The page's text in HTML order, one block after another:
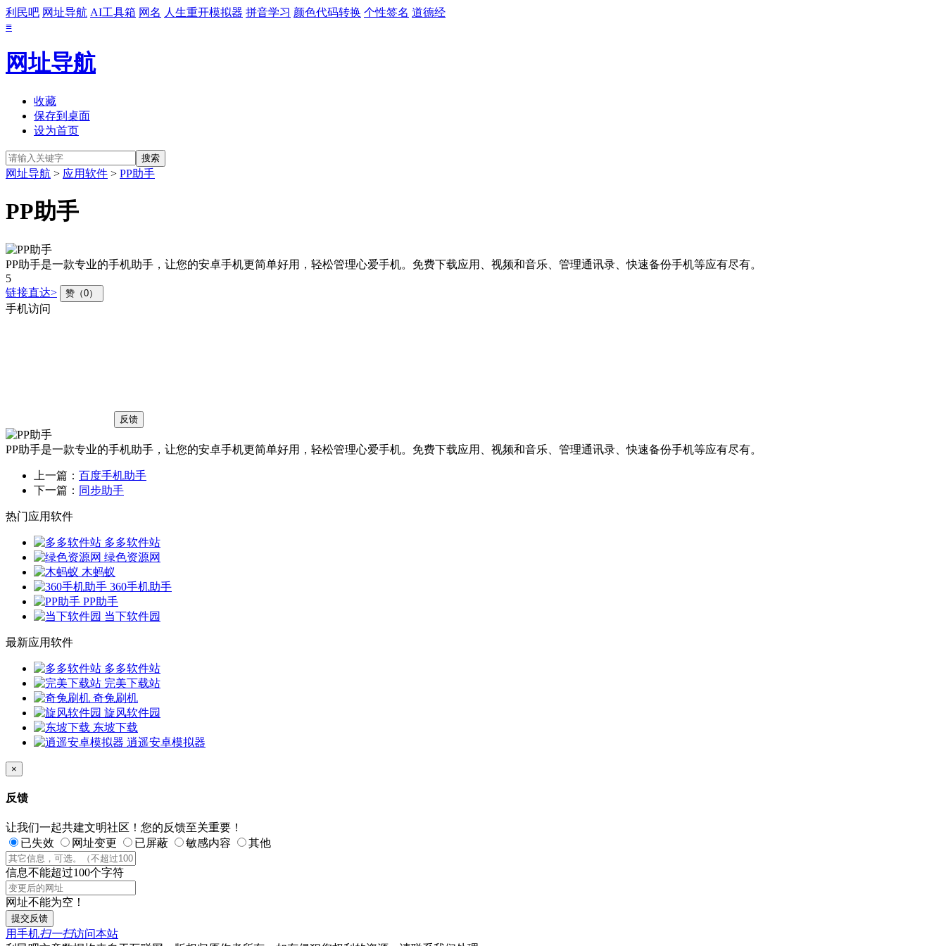
利民吧 网址导航 AI工具箱 网名 人生重开模拟器 拼音学习 颜色代码转换 个性签名 道德经
≡
网址导航
收藏
保存到桌面
设为首页
网址导航 > 应用软件 > PP助手
PP助手
PP助手是一款专业的手机助手，让您的安卓手机更简单好用，轻松管理心爱手机。免费下载应用、视频和音乐、管理通讯录、快速备份手机等应有尽有。
5
链接直达>
赞（0）
手机访问
反馈
PP助手是一款专业的手机助手，让您的安卓手机更简单好用，轻松管理心爱手机。免费下载应用、视频和音乐、管理通讯录、快速备份手机等应有尽有。
上一篇： 百度手机助手
下一篇： 同步助手
热门应用软件
多多软件站
绿色资源网
木蚂蚁
360手机助手
PP助手
当下软件园
最新应用软件
多多软件站
完美下载站
奇兔刷机
旋风软件园
东坡下载
逍遥安卓模拟器
×
反馈
让我们一起共建文明社区！您的反馈至关重要！
已失效
网址变更 已屏蔽 敏感内容 其他
信息不能超过100个字符
网址不能为空！
提交反馈
用手机扫一扫访问本站